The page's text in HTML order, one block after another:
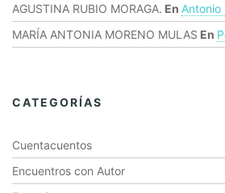
AGUSTINA RUBIO MORAGA. En Antonio
MARÍA ANTONIA MORENO MULAS En
CATEGORÍAS
Cuentacuentos
Encuentros con Autor